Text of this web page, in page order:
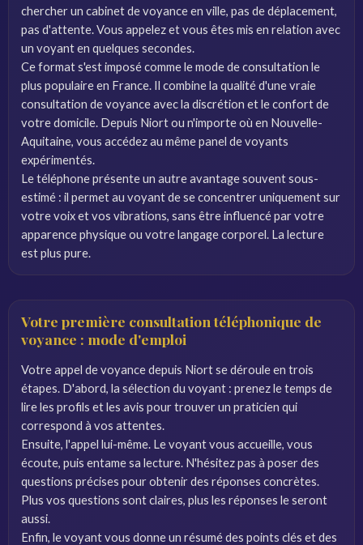
chercher un cabinet de voyance en ville, pas de déplacement,
pas d'attente. Vous appelez et vous êtes mis en relation avec
un voyant en quelques secondes.
Ce format s'est imposé comme le mode de consultation le
plus populaire en France. Il combine la qualité d'une vraie
consultation de voyance avec la discrétion et le confort de
votre domicile. Depuis Niort ou n'importe où en Nouvelle-
Aquitaine, vous accédez au même panel de voyants
expérimentés.
Le téléphone présente un autre avantage souvent sous-
estimé : il permet au voyant de se concentrer uniquement sur
votre voix et vos vibrations, sans être influencé par votre
apparence physique ou votre langage corporel. La lecture
est plus pure.
Votre première consultation téléphonique de
voyance : mode d'emploi
Votre appel de voyance depuis Niort se déroule en trois
étapes. D'abord, la sélection du voyant : prenez le temps de
lire les profils et les avis pour trouver un praticien qui
correspond à vos attentes.
Ensuite, l'appel lui-même. Le voyant vous accueille, vous
écoute, puis entame sa lecture. N'hésitez pas à poser des
questions précises pour obtenir des réponses concrètes.
Plus vos questions sont claires, plus les réponses le seront
aussi.
Enfin, le voyant vous donne un résumé des points clés et des